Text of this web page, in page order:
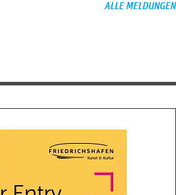
ALLE MELDUNGEN